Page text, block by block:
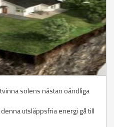
solens nästan oändliga
utsläppsfria energi gå till